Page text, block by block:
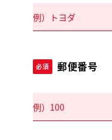
必須 郵便番号